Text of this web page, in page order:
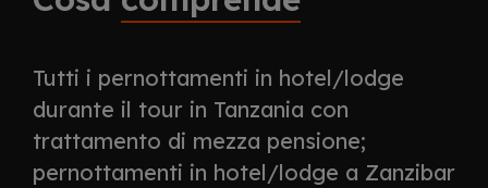
Tutti i pernottamenti in hotel/lodge
durante il tour in Tanzania con
trattamento di mezza pensione;
pernottamenti in hotel/lodge a Zanzibar